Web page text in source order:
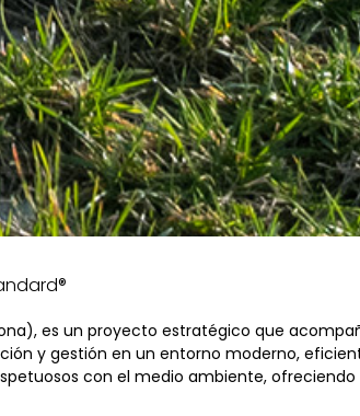
es un proyecto estratégico que
y gestión en un entorno moderno,
con el medio ambiente,